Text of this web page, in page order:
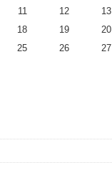
11 12 13
18 19 20
25 26 27